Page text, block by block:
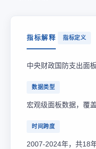
指标解释 指标定义
中央财政国防支出面
数据类型
宏观级面板数据，覆
时间跨度
2007-2024年，共18